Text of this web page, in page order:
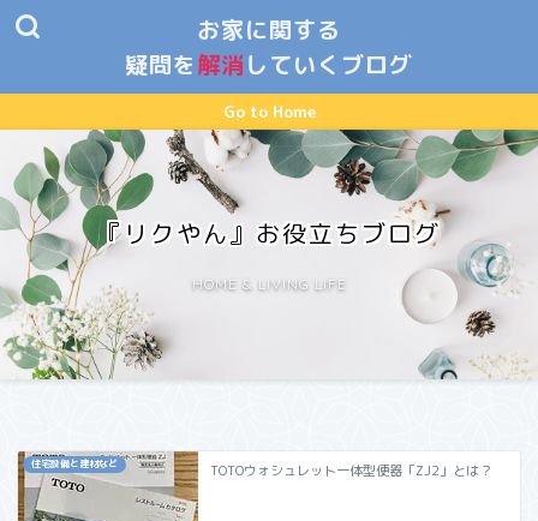
お家に関する
疑問を 解消 していくブログ
Go to Home
『リクやん』お役立ちブログ
HOME & LIVING LIFE
住宅設備と建材など TOTOウォシュレット一体型便器「ZJ2」とは？